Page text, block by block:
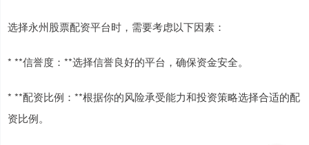
选择永州股票配资平台时，需要考虑以下因素：
* **信誉度：**选择信誉良好的平台，确保资金安全。
* **配资比例：**根据你的风险承受能力和投资策略选择合适的配
资比例。